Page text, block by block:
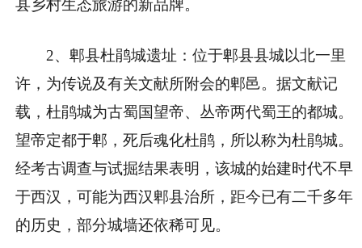
县乡村生态旅游的新品牌。
2、郫县杜鹃城遗址：位于郫县县城以北一里
许，为传说及有关文献所附会的郫邑。据文献记
载，杜鹃城为古蜀国望帝、丛帝两代蜀王的都城。
望帝定都于郫，死后魂化杜鹃，所以称为杜鹃城。
经考古调查与试掘结果表明，该城的始建时代不早
于西汉，可能为西汉郫县治所，距今已有二千多年
的历史，部分城墙还依稀可见。